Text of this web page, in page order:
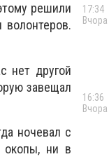
решили
нет другой
завещал
ночевал с
окопы, ни в
17:34
Вчора
16:36
Вчора